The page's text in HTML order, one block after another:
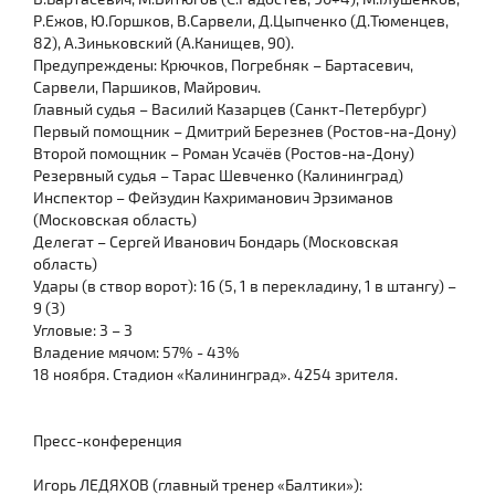
Р.Ежов, Ю.Горшков, В.Сарвели, Д.Цыпченко (Д.Тюменцев,
82), А.Зиньковский (А.Канищев, 90).
Предупреждены: Крючков, Погребняк – Бартасевич,
Сарвели, Паршиков, Майрович.
Главный судья – Василий Казарцев (Санкт-Петербург)
Первый помощник – Дмитрий Березнев (Ростов-на-Дону)
Второй помощник – Роман Усачёв (Ростов-на-Дону)
Резервный судья – Тарас Шевченко (Калининград)
Инспектор – Фейзудин Кахриманович Эрзиманов
(Московская область)
Делегат – Сергей Иванович Бондарь (Московская
область)
Удары (в створ ворот): 16 (5, 1 в перекладину, 1 в штангу) –
9 (3)
Угловые: 3 – 3
Владение мячом: 57% - 43%
18 ноября. Стадион «Калининград». 4254 зрителя.
Пресс-конференция
Игорь ЛЕДЯХОВ (главный тренер «Балтики»):